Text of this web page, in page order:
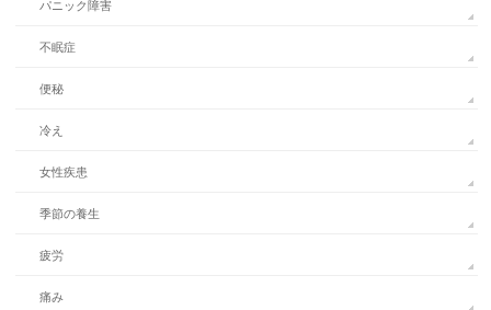
パニック障害
不眠症
便秘
冷え
女性疾患
季節の養生
疲労
痛み